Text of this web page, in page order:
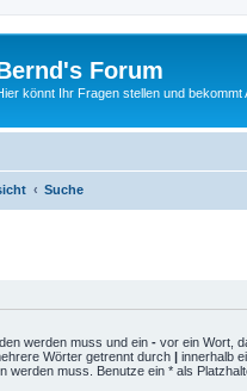
Forum
könnt Ihr Fragen stellen und
Suche
werden muss und ein - vor ein Wort,
Wörter getrennt durch | innerhalb
werden muss. Benutze ein * als